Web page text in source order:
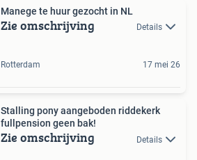
Manege te huur gezocht in NL
Zie omschrijving Details
Rotterdam 17 mei 26
Stalling pony aangeboden riddekerk
fullpension geen bak!
Zie omschrijving Details